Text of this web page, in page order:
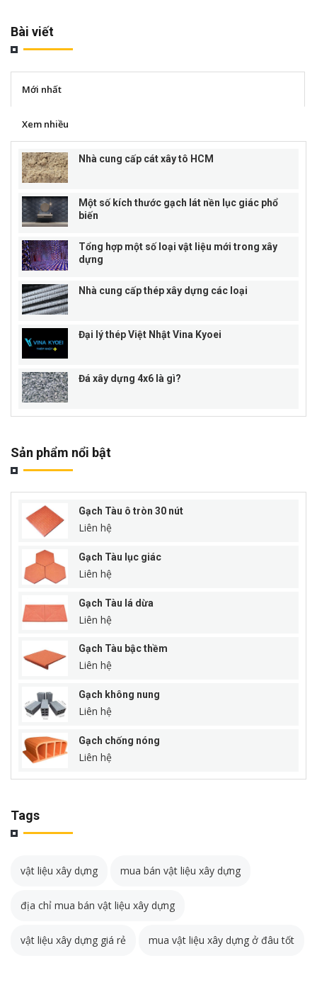
Bài viết
Mới nhất
Xem nhiều
Nhà cung cấp cát xây tô HCM
Một số kích thước gạch lát nền lục giác phổ
biến
Tổng hợp một số loại vật liệu mới trong xây
dựng
Nhà cung cấp thép xây dựng các loại
Đại lý thép Việt Nhật Vina Kyoei
Đá xây dựng 4x6 là gì?
Sản phẩm nổi bật
Gạch Tàu ô tròn 30 nút
Liên hệ
Gạch Tàu lục giác
Liên hệ
Gạch Tàu lá dừa
Liên hệ
Gạch Tàu bậc thềm
Liên hệ
Gạch không nung
Liên hệ
Gạch chống nóng
Liên hệ
Tags
vật liệu xây dựng mua bán vật liệu xây dựng
địa chỉ mua bán vật liệu xây dựng
vật liệu xây dựng giá rẻ mua vật liệu xây dựng ở đâu tốt